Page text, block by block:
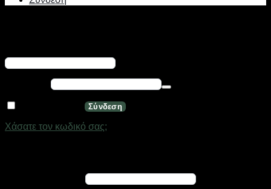
Απαιτείται
Σύνδεση
Χάσατε τον κωδικό σας;
Απαιτείται